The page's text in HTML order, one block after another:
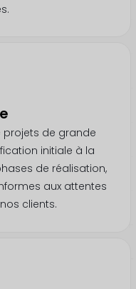
projets de grande
initiale à la
de réalisation,
aux attentes
clients.